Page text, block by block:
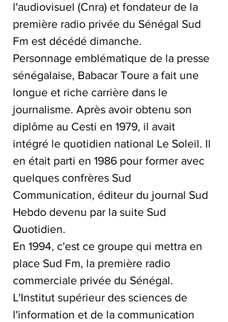
l'audiovisuel (Cnra) et fondateur de la
première radio privée du Sénégal Sud
Fm est décédé dimanche.
Personnage emblématique de la presse
sénégalaise, Babacar Toure a fait une
longue et riche carrière dans le
journalisme. Après avoir obtenu son
diplôme au Cesti en 1979, il avait
intégré le quotidien national Le Soleil. Il
en était parti en 1986 pour former avec
quelques confrères Sud
Communication, éditeur du journal Sud
Hebdo devenu par la suite Sud
Quotidien.
En 1994, c'est ce groupe qui mettra en
place Sud Fm, la première radio
commerciale privée du Sénégal.
L'Institut supérieur des sciences de
l'information et de la communication